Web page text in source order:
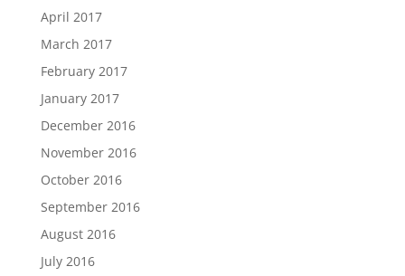
April 2017
March 2017
February 2017
January 2017
December 2016
November 2016
October 2016
September 2016
August 2016
July 2016